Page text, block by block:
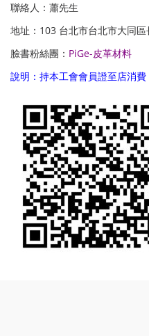
聯絡人：蕭先生
地址：103 台北市台北市大同
臉書粉絲團： PiGe-皮革材料
說明：持本工會會員證至店消費